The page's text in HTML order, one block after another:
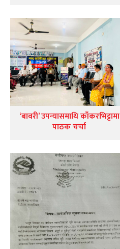
‘बावरी’ उपन्यासमाथि काँकरभिट्टामा
पाठक चर्चा